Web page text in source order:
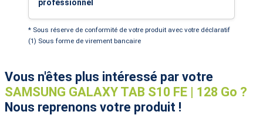
professionnel
* Sous réserve de conformité de votre produit avec votre déclaratif
(1) Sous forme de virement bancaire
Vous n'êtes plus intéressé par votre
SAMSUNG GALAXY TAB S10 FE | 128 Go ?
Nous reprenons votre produit !